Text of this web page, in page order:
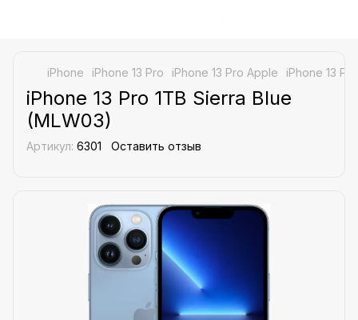
iPhone iPhone 13 Pro iPhone 13 Pro Apple iPhone 13
iPhone 13 Pro 1TB Sierra Blue
(MLW03)
Артикул: 6301 Оставить отзыв